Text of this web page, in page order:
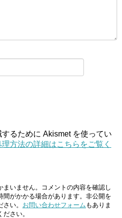
るために Akismet を使ってい
方法の詳細はこちらをご覧く
いません。コメントの内容を確認し
間がかかる場合があります。非公開を
い。 お問い合わせフォーム もありま
さい。